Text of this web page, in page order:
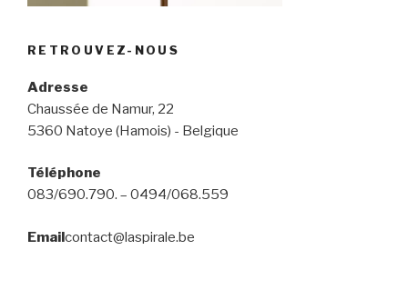
RETROUVEZ-NOUS
Adresse
Chaussée de Namur, 22
5360 Natoye (Hamois) - Belgique
Téléphone
083/690.790. – 0494/068.559
Emailcontact@laspirale.be